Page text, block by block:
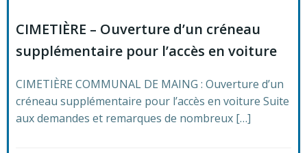
CIMETIÈRE – Ouverture d’un créneau
supplémentaire pour l’accès en voiture
CIMETIÈRE COMMUNAL DE MAING : Ouverture d’un
créneau supplémentaire pour l’accès en voiture Suite
aux demandes et remarques de nombreux […]